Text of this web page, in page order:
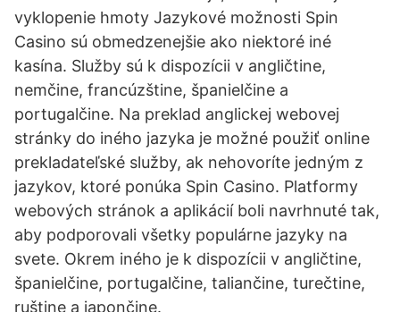
vyklopenie hmoty Jazykové možnosti Spin
Casino sú obmedzenejšie ako niektoré iné
kasína. Služby sú k dispozícii v angličtine,
nemčine, francúzštine, španielčine a
portugalčine. Na preklad anglickej webovej
stránky do iného jazyka je možné použiť online
prekladateľské služby, ak nehovoríte jedným z
jazykov, ktoré ponúka Spin Casino. Platformy
webových stránok a aplikácií boli navrhnuté tak,
aby podporovali všetky populárne jazyky na
svete. Okrem iného je k dispozícii v angličtine,
španielčine, portugalčine, taliančine, turečtine,
ruštine a japončine.